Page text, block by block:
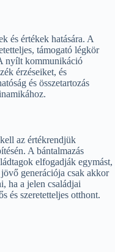
és értékek hatására. A
támogató légkör
nyílt kommunikáció
érzéseiket, és
és összetartozás
az értékrendjük
A bántalmazás
elfogadják egymást,
generációja csak akkor
ha a jelen családjai
és szeretetteljes otthont.